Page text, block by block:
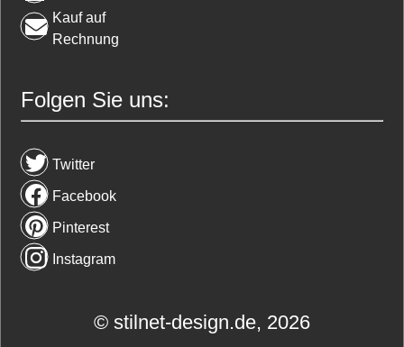
Kauf auf
Rechnung
Folgen Sie uns:
Twitter
Facebook
Pinterest
Instagram
© stilnet-design.de, 2026